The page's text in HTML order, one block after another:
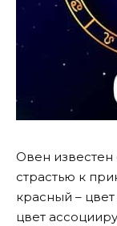
Овен
страстью к
красный –
цвет